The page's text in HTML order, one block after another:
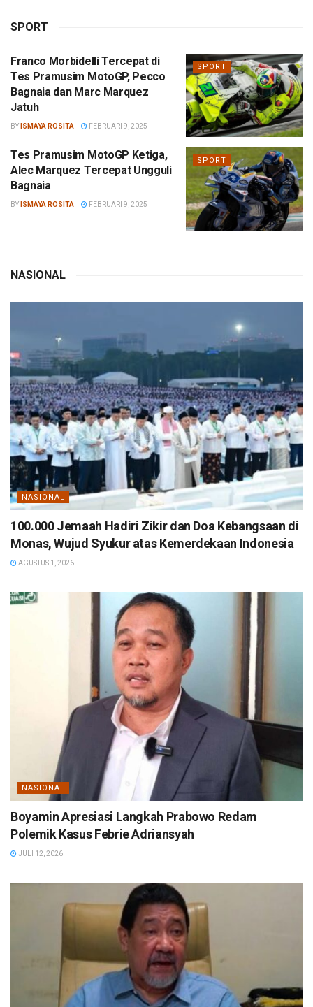
SPORT
SPORT
Franco Morbidelli Tercepat di
Tes Pramusim MotoGP, Pecco
Bagnaia dan Marc Marquez
Jatuh
BY ISMAYA ROSITA FEBRUARI 9, 2025
SPORT
Tes Pramusim MotoGP Ketiga,
Alec Marquez Tercepat Ungguli
Bagnaia
BY ISMAYA ROSITA FEBRUARI 9, 2025
NASIONAL
NASIONAL
100.000 Jemaah Hadiri Zikir dan Doa Kebangsaan di
Monas, Wujud Syukur atas Kemerdekaan Indonesia
AGUSTUS 1, 2026
NASIONAL
Boyamin Apresiasi Langkah Prabowo Redam
Polemik Kasus Febrie Adriansyah
JULI 12, 2026